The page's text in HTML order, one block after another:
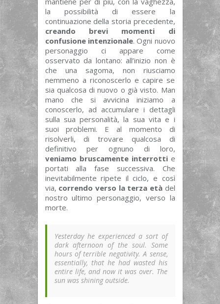
la possibilità di essere la
continuazione della storia precedente,
creando brevi momenti di
confusione intenzionale. Ogni nuovo
personaggio ci appare come
osservato da lontano: all’inizio non è
che una sagoma, non riusciamo
nemmeno a riconoscerlo e capire se
sia qualcosa di nuovo o già visto. Man
mano che si avvicina iniziamo a
conoscerlo, ad accumulare i dettagli
sulla sua personalità, la sua vita e i
suoi problemi. E al momento di
risolverli, di trovare qualcosa di
definitivo per ognuno di loro,
veniamo bruscamente interrottie
portati alla fase successiva. Che
inevitabilmente ripete il ciclo, e così
via, correndo verso la terza etàdel
nostro ultimo personaggio, verso la
morte.
Yesterday he experienced a sort of
dark afternoon of the soul. Some
hours of terrible negativity. A sense,
essentially, that he had wasted his
entire life, and now it was over. The
sun was shining outside.